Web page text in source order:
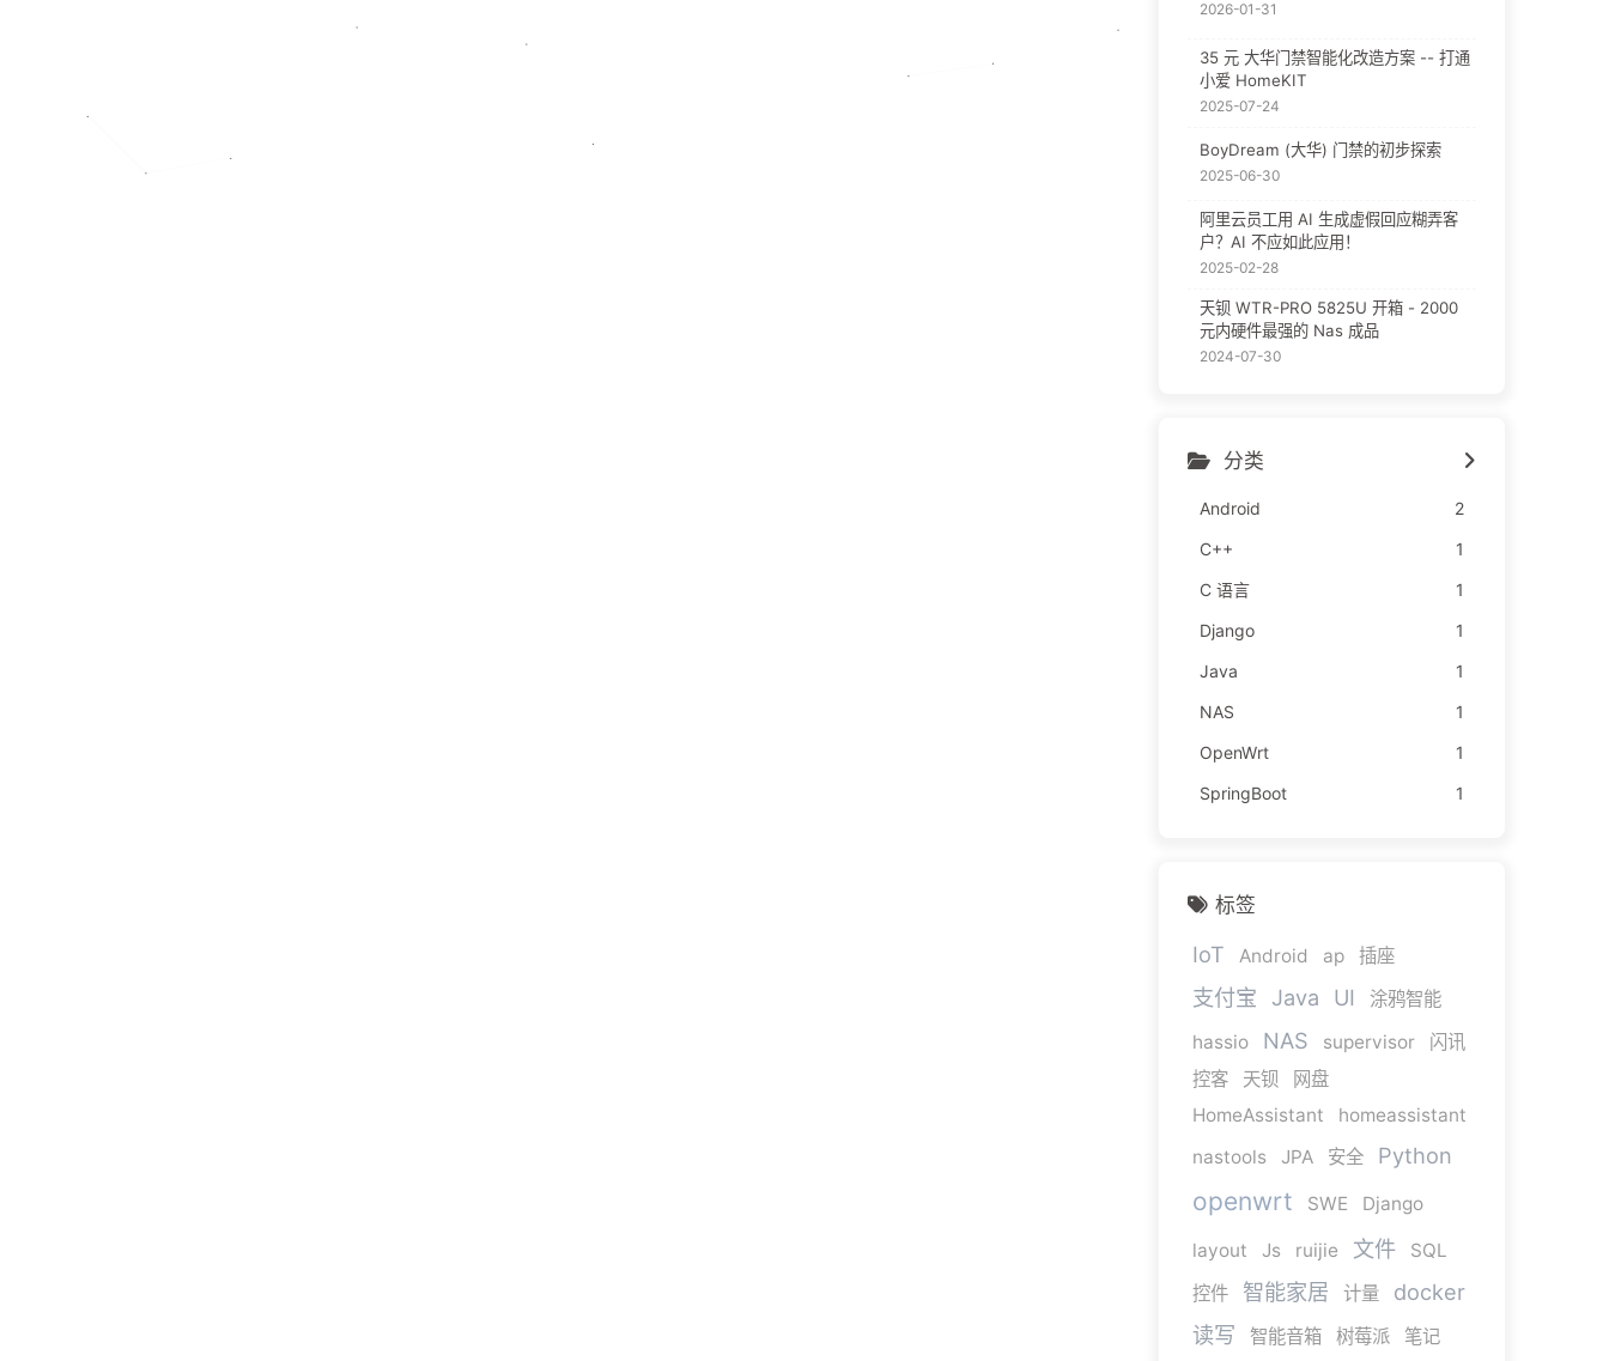
2026-01-31
35 元 大华门禁智能化改造方案 -- 打通
小爱 HomeKIT
2025-07-24
BoyDream (大华) 门禁的初步探索
2025-06-30
阿里云员工用 AI 生成虚假回应糊弄客
户？AI 不应如此应用！
2025-02-28
天钡 WTR-PRO 5825U 开箱 - 2000
元内硬件最强的 Nas 成品
2024-07-30
分类
Android
2
C++
1
C 语言
1
Django
1
Java
1
NAS
1
OpenWrt
1
SpringBoot
1
标签
IoT Android ap 插座
支付宝 Java UI
涂鸦智能
hassio
NAS supervisor
闪讯
控客
天钡
网盘
HomeAssistant
homeassistant
nastools
JPA 安全 Python
openwrt SWE Django
layout Js ruijie 文件
SQL
控件
智能家居 计量
docker
读写
智能音箱 树莓派
笔记